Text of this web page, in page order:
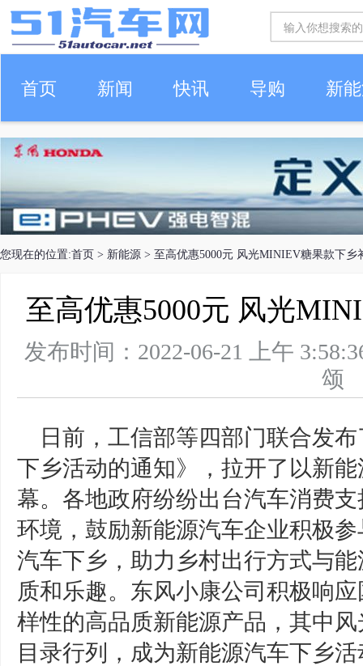
首页 新闻 快讯 导购 新
车生活
您现在的位置:首页 > 新能源 > 至高优惠5000元 风光MINIEV糖果款下乡
至高优惠5000元 风光
发布时间：2022-06-21 上午
日前，工信部等四部门联合发
下乡活动的通知》，拉开了以新
幕。各地政府纷纷出台汽车消费
环境，鼓励新能源汽车企业积极
汽车下乡，助力乡村出行方式与
质和乐趣。东风小康公司积极响
样性的高品质新能源产品，其中
目录行列，成为新能源汽车下乡